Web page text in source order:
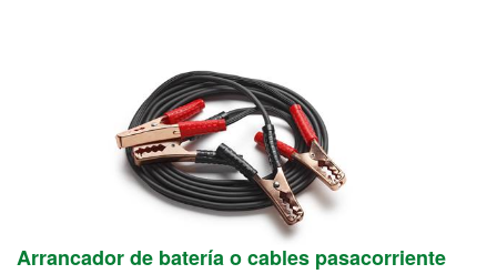
Arrancador de batería o cables pasacorriente